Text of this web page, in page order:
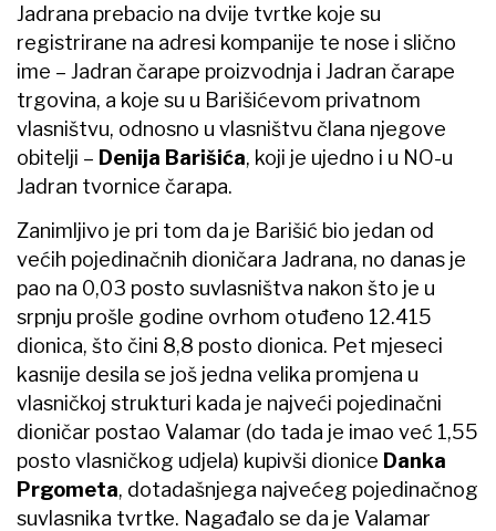
Jadrana prebacio na dvije tvrtke koje su
registrirane na adresi kompanije te nose i slično
ime – Jadran čarape proizvodnja i Jadran čarape
trgovina, a koje su u Barišićevom privatnom
vlasništvu, odnosno u vlasništvu člana njegove
obitelji – Denija Barišića, koji je ujedno i u NO-u
Jadran tvornice čarapa.
Zanimljivo je pri tom da je Barišić bio jedan od
većih pojedinačnih dioničara Jadrana, no danas je
pao na 0,03 posto suvlasništva nakon što je u
srpnju prošle godine ovrhom otuđeno 12.415
dionica, što čini 8,8 posto dionica. Pet mjeseci
kasnije desila se još jedna velika promjena u
vlasničkoj strukturi kada je najveći pojedinačni
dioničar postao Valamar (do tada je imao već 1,55
posto vlasničkog udjela) kupivši dionice Danka
Prgometa, dotadašnjega najvećeg pojedinačnog
suvlasnika tvrtke. Nagađalo se da je Valamar